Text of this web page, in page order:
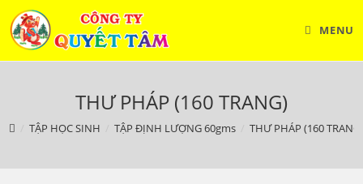
Skip
content
MENU
THƯ PHÁP (160 TRANG)
TẬP HỌC SINH TẬP ĐỊNH LƯỢNG 60gms THƯ PHÁP (160